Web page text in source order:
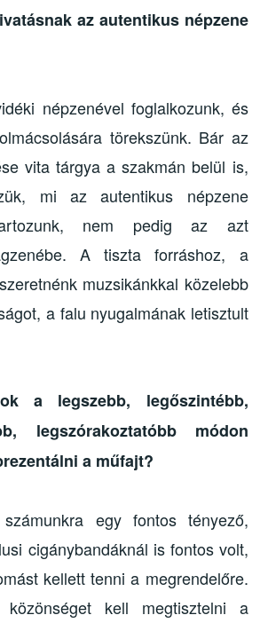
az autentikus népzene
népzenével foglalkozunk, és
törekszünk. Bár az
vita tárgya a szakmán belül is,
mi az autentikus népzene
nem pedig az azt
A tiszta forráshoz, a
muzsikánkkal közelebb
a falu nyugalmának letisztult
a legszebb, legőszintébb,
legszórakoztatóbb módon
a műfajt?
egy fontos tényező,
cigánybandáknál is fontos volt,
kellett tenni a megrendelőre.
közönséget kell megtisztelni a